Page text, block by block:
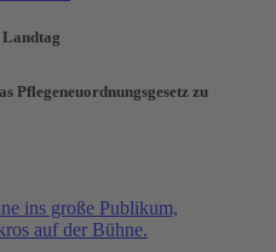
Pflegeneuordnungsgesetz zu